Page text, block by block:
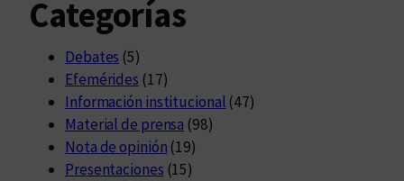
Categorías
Debates (5)
Efemérides (17)
Información institucional (47)
Material de prensa (98)
Nota de opinión (19)
Presentaciones (15)